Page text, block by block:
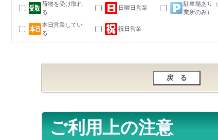
荷物を受け取れ
る
日曜日営業
駐車場あり
業所のみ）
本日営業してい
る
祝日営業
ご利用上の注意